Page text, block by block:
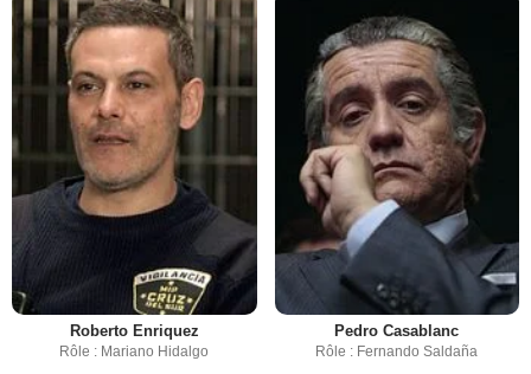
Roberto Enriquez
Rôle : Mariano Hidalgo
Pedro Casablanc
Rôle : Fernando Saldaña